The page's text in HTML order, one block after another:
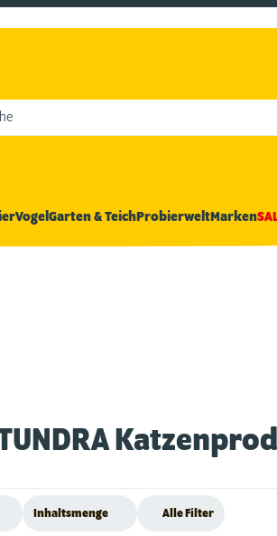
Vogel Garten & TeichProbierweltMarken
Inhaltsmenge Alle Filter